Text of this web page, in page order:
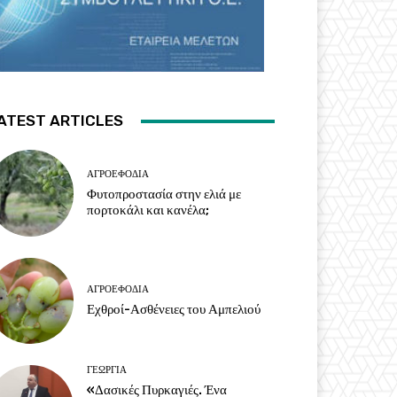
ARTICLES
ΑΓΡΟΕΦΌΔΙΑ
Φυτοπροστασία στην ελιά με
πορτοκάλι και κανέλα;
ΑΓΡΟΕΦΌΔΙΑ
Εχθροί-Ασθένειες του Αμπελιού
ΓΕΩΡΓΊΑ
«Δασικές Πυρκαγιές. Ένα